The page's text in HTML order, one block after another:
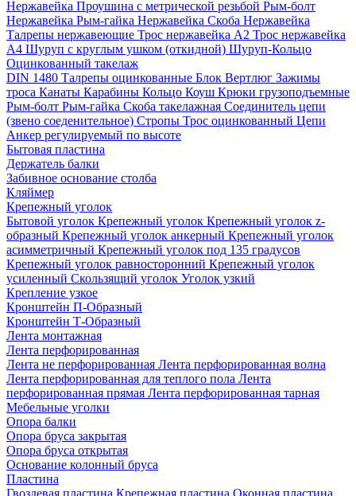
Нержавейка Проушина с метрической резьбой Рым-болт
Нержавейка Рым-гайка Нержавейка Скоба Нержавейка
Талрепы нержавеющие Трос нержавейка А2 Трос нержавейка
А4 Шуруп с круглым ушком (откидной) Шуруп-Кольцо
Оцинкованный такелаж
DIN 1480 Талрепы оцинкованные Блок Вертлюг Зажимы
троса Канаты Карабины Кольцо Коуш Крюки грузоподъемные
Рым-болт Рым-гайка Скоба такелажная Соединитель цепи
(звено соеденительное) Стропы Трос оцинкованный Цепи
Анкер регулируемый по высоте
Бытовая пластина
Держатель балки
Забивное основание столба
Кляймер
Крепежный уголок
Бытовой уголок Крепежный уголок Крепежный уголок z-
образный Крепежный уголок анкерный Крепежный уголок
асимметричный Крепежный уголок под 135 градусов
Крепежный уголок равносторонний Крепежный уголок
усиленный Скользящий уголок Уголок узкий
Крепление узкое
Кронштейн П-Образный
Кронштейн Т-Образный
Лента монтажная
Лента перфорированная
Лента не перфорированная Лента перфорированная волна
Лента перфорированная для теплого пола Лента
перфорированная прямая Лента перфорированная тарная
Мебельные уголки
Опора балки
Опора бруса закрытая
Опора бруса открытая
Основание колонный бруса
Пластина
Гвоздевая пластина Крепежная пластина Оконная пластина